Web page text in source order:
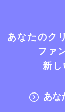
あなたのク
ファ
新
あな